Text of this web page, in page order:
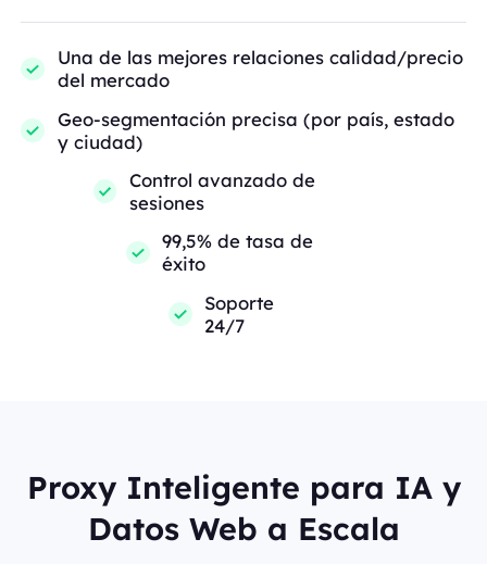
Una de las mejores relaciones calidad/precio
del mercado
Geo-segmentación precisa (por país, estado
y ciudad)
Control avanzado de
sesiones
99,5% de tasa de
éxito
Soporte
24/7
Proxy Inteligente para IA y
Datos Web a Escala